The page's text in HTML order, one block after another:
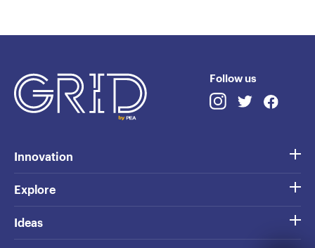
Follow us
Innovation
Explore
Ideas